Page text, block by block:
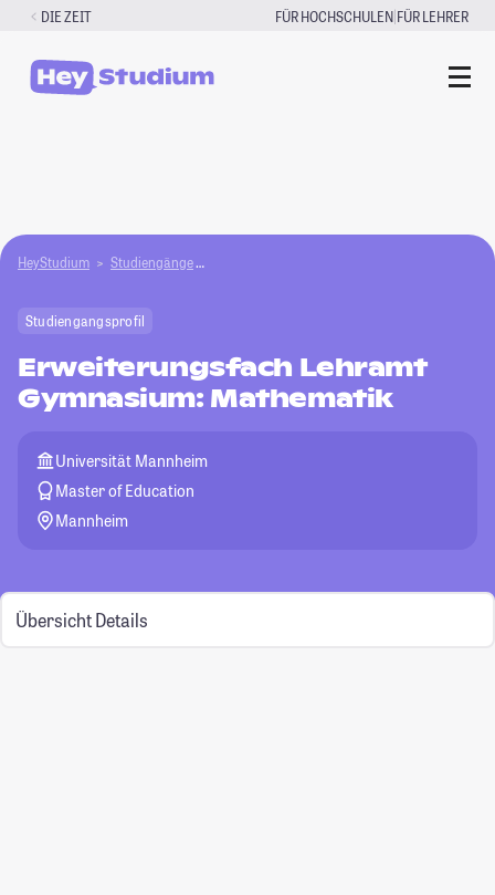
Zum
springen
DIE ZEIT FÜR HOCHSCHULEN|FÜR LEHRER
HeyStudium Studiengänge Erweiterungsfach Lehramt Gymnasium:
Studiengangsprofil
Erweiterungsfach Lehramt
Gymnasium: Mathematik
Universität Mannheim
Master of Education
Mannheim
Übersicht Details